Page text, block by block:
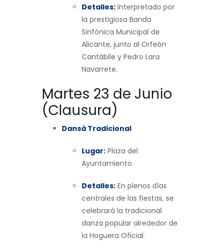
Detalles: Interpretado por
la prestigiosa Banda
Sinfónica Municipal de
Alicante, junto al Orfeón
Cantábile y Pedro Lara
Navarrete.
Martes 23 de Junio
(Clausura)
Dansà Tradicional
Lugar: Plaza del
Ayuntamiento.
Detalles: En plenos días
centrales de las fiestas, se
celebrará la tradicional
danza popular alrededor de
la Hoguera Oficial.